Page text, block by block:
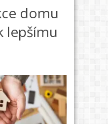
domu
lepšímu